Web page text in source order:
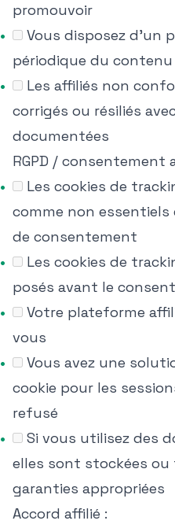
promouvoir
Vous disposez d'un
périodique du contenu
Les affiliés non
corrigés ou résiliés
documentées
RGPD / consentement
Les cookies de
comme non
de consentement
Les cookies de
posés avant le
Votre plateforme
vous
Vous avez une
cookie pour les
refusé
Si vous utilisez des
elles sont stockées ou
garanties appropriées
Accord affilié :